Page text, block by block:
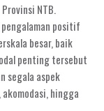
NTB.
positif
besar, baik
penting tersebut
segala aspek
akomodasi, hingga